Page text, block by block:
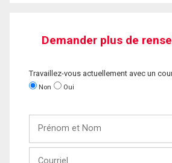
Demander plus de
Travaillez-vous actuellement avec un
Non Oui
Nom